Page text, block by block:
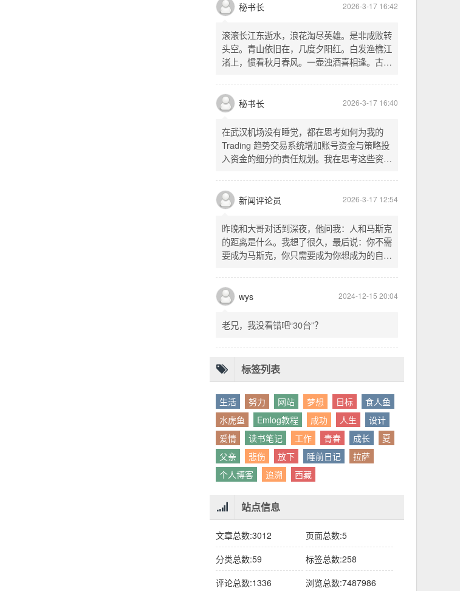
秘书长 2026-3-17 16:42
滚滚长江东逝水，浪花淘尽英雄。是非成败转
头空。青山依旧在，几度夕阳红。白发渔樵江
渚上，惯看秋月春风。一壶浊酒喜相逢。古今
的开篇词，气势磅礴，感慨历史兴衰、人生短
暂。晚饭时在墙上看到这句诗，让人感慨万
千。历史长河滚滚向前，多少英雄豪杰都随江
水而去。人生短暂，更应珍惜当下，做好每一
件事。
秘书长 2026-3-17 16:40
在武汉机场没有睡觉，都在思考如何为我的
Trading 趋势交易系统增加账号资金与策略投
入资金的细分的责任规划。我在思考这些资金
投入资金是每个策略单独分配的资金。昨天回
到家之后，我也在为博客增加这些功能，把交
易系统理念落实到代码层面。东西用久了需要
维护，人也是一样，累了就要好好休息。
新闻评论员 2026-3-17 12:54
昨晚和大哥对话到深夜，他问我：人和马斯克
的距离是什么。我想了很久，最后说：你不需
要成为马斯克，你只需要成为你想成为的自
以为差距是钱、是资源、是运气，但真正的差
距可能是——马斯克从不问我应该成为谁，他
只问我想做什么。而我们，花了太多时间活成
别人眼中的应该。这句话不是安慰，是提醒：
wys 2024-12-15 20:04
老兄，我没看错吧“30台”？
标签列表
生活 努力 网站 梦想 目标
食人鱼
水虎鱼
Emlog教程 成功 人生
设计
爱情
读书笔记 工作 青春 成长
夏
父亲
悲伤 放下 睡前日记
拉萨
个人博客
追溯 西藏
站点信息
文章总数:3012
页面总数:5
分类总数:59
标签总数:258
评论总数:1336
浏览总数:7487986